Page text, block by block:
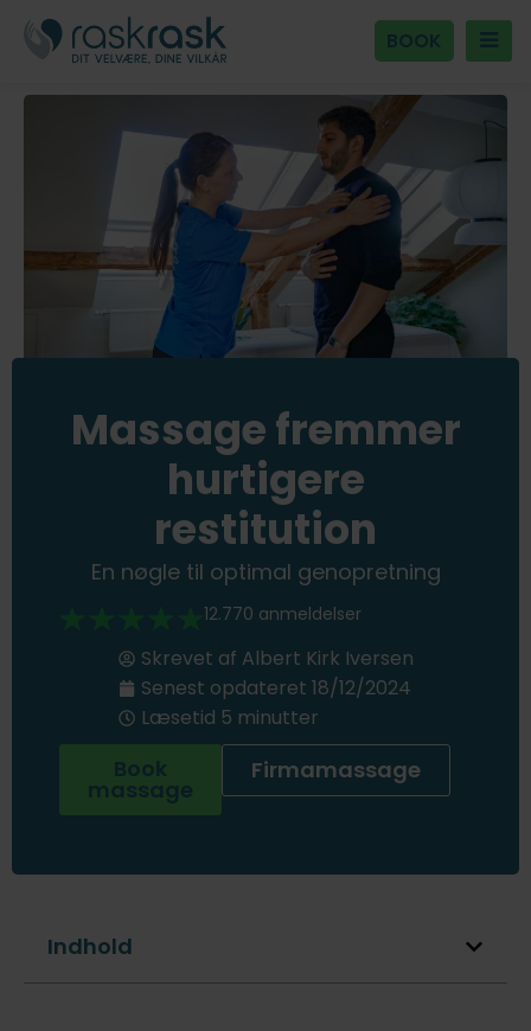
BOOK
Massage fremmer
hurtigere
restitution
En nøgle til optimal genopretning
12.770 anmeldelser
Skrevet af Albert Kirk Iversen
Senest opdateret 18/12/2024
Læsetid 5 minutter
Book
massage
Firmamassage
Indhold